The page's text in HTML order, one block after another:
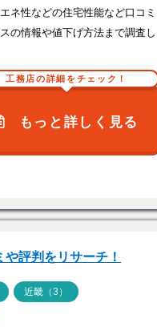
ネ性などの住宅性能など口コミ
の情報や値下げ方法まで調査し
工務店の詳細をチェック！
もっと詳しく見る
評判をリサーチ！
近畿（3）